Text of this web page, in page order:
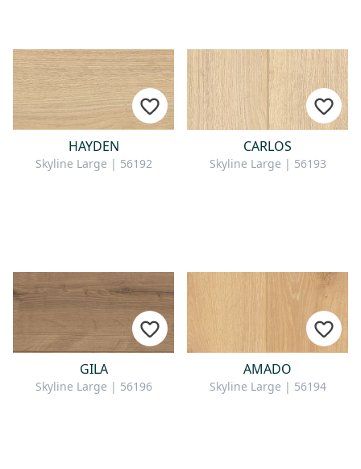
HAYDEN
Skyline Large | 56192
CARLOS
Skyline Large | 56193
GILA
Skyline Large | 56196
AMADO
Skyline Large | 56194